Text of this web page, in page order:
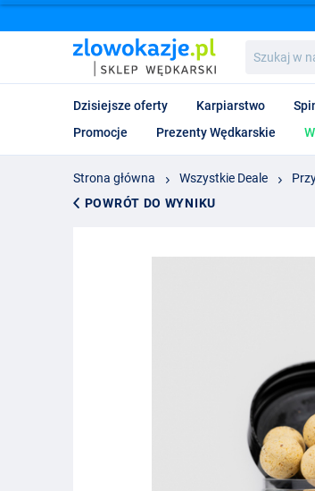
w
naszym
Dzisiejsze oferty Karpiarstwo
Promocje
Prezenty Wędkarskie
Strona główna Wszystkie Deale
POWRÓT DO WYNIKU